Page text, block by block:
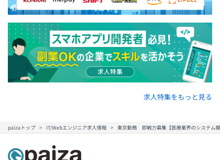
求人特集をもっと見る
paizaトップ IT/Webエンジニア求人情報 東京勤務 即戦力募集【医療業界のシステム